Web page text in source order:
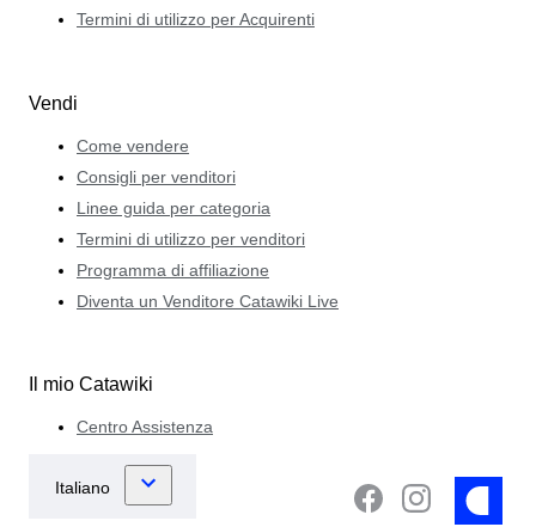
Termini di utilizzo per Acquirenti
Vendi
Come vendere
Consigli per venditori
Linee guida per categoria
Termini di utilizzo per venditori
Programma di affiliazione
Diventa un Venditore Catawiki Live
Il mio Catawiki
Centro Assistenza